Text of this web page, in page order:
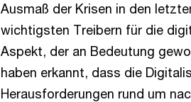
Ausmaß der Krisen in den
wichtigsten Treibern für die
Aspekt, der an Bedeutung
haben erkannt, dass die
Herausforderungen rund um